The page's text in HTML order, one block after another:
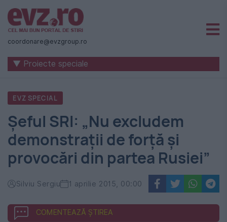
Știri
naționale
internaționale
România
-
Evenimentul
Zilei
coordonare@evzgroup.ro
▼ Proiecte speciale
EVZ SPECIAL
Șeful SRI: „Nu excludem
demonstrații de forță și
provocări din partea Rusiei”
Silviu Sergiu 1 aprilie 2015, 00:00
COMENTEAZĂ ȘTIREA